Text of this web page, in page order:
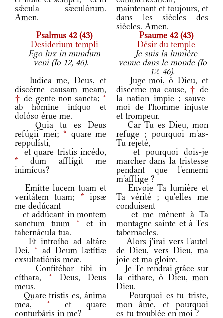
sǽcula sæculórum.
Amen.
maintenant et toujours, et
dans les siècles des
siècles. Amen.
Psalmus 42 (43)
Psaume 42 (43)
Desiderium templi
Désir du temple
Ego lux in mundum
veni (Io 12, 46).
Je suis la lumière
venue dans le monde (Io
12, 46).
Iudica me, Deus, et
discérne causam meam,
† de gente non sancta;*
ab hómine iníquo et
dolóso érue me.
Juge-moi, ô Dieu, et
discerne ma cause, † de
la nation impie ; sauve-
moi de l'homme injuste
et trompeur.
Quia tu es Deus
refúgii mei; * quare me
reppulísti,
Car Tu es Dieu, mon
refuge ; pourquoi m'as-
Tu rejeté,
et quare tristis incédo,
* dum afflígit me
inimícus?
et pourquoi dois-je
marcher dans la tristesse
pendant que l'ennemi
m'afflige ?
Emítte lucem tuam et
veritátem tuam; * ipsæ
me dedúcant
Envoie Ta lumière et
Ta vérité ; qu'elles me
conduisent
et addúcant in montem
sanctum tuum * et in
tabernácula tua.
et me mènent à Ta
montagne sainte et à Tes
tabernacles.
Et introíbo ad altáre
Dei, * ad Deum lætítiæ
exsultatiónis meæ.
Alors j'irai vers l'autel
de Dieu, vers Dieu, ma
joie et ma gloire.
Confitébor tibi in
cíthara, * Deus, Deus
meus.
Je Te rendrai grâce sur
la cithare, ô Dieu, mon
Dieu.
Quare tristis es, ánima
mea, * et quare
conturbáris in me?
Pourquoi es-tu triste,
mon âme, et pourquoi
es-tu troublée en moi ?